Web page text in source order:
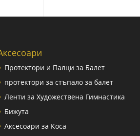
Протектори и Палци за Балет
протектори за стъпало за балет
Ленти за Художествена Гимнастика
Бижута
Аксесоари за Коса